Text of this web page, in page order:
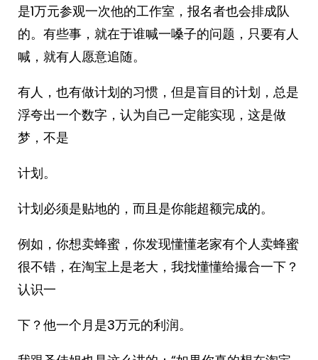
是1万元参观一次他的工作室，报名者也会排成队
的。有些事，就在于谁喊一嗓子的问题，只要有人
喊，就有人愿意追随。
有人，也有做计划的习惯，但是盲目的计划，总是
浮夸出一个数字，认为自己一定能实现，这是做
梦，不是
计划。
计划必须是贴地的，而且是你能超额完成的。
例如，你想卖蜂蜜，你发现懂懂老家有个人卖蜂蜜
很不错，在淘宝上是老大，我找懂懂给撮合一下？
认识一
下？他一个月是3万元的利润。